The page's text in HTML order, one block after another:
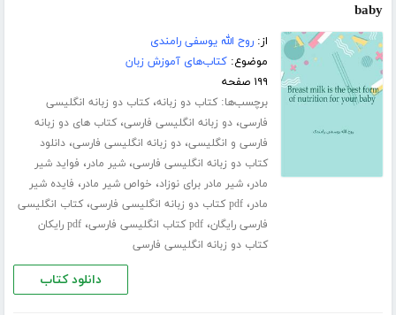
baby
از:روح الله یوسفی رامندی
موضوع:کتاب‌های آموزش زبان
۱۹۹ صفحه
برچسب‌ها:کتاب دو زبانه،کتاب دو زبانه انگلیسی
فارسی،دو زبانه انگلیسی فارسی،کتاب های دو زبانه
فارسی و انگلیسی،دو زبانه انگلیسی فارسی،دانلود
کتاب دو زبانه انگلیسی فارسی،شیر مادر، فواید شیر
مادر،شیر مادر برای نوزاد، خواص شیر مادر، فایده شیر
مادر،pdf کتاب دو زبانه انگلیسی فارسی ،کتاب انگلیسی
فارسی رایگان،pdf کتاب انگلیسی فارسی ،
pdf رایکان
کتاب دو زبانه انگلیسی فارسی
دانلود کتاب